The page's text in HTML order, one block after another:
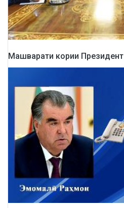
Машварати кории Президент